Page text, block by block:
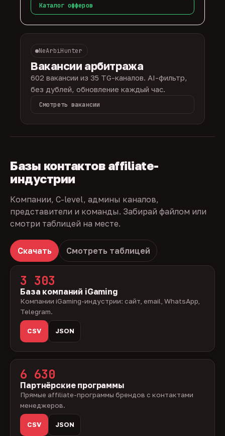
Каталог офферов
NeArbiHunter
Вакансии арбитража
602 вакансии из 35 TG-каналов. AI-фильтр,
без дублей, обновление каждый час.
Смотреть вакансии
Базы контактов affiliate-
индустрии
Компании, C-level, админы каналов,
представители и команды. Забирай файлом или
смотри таблицей на месте.
Скачать Смотреть таблицей
3 303
База компаний iGaming
Компании iGaming-индустрии: сайт, email, WhatsApp,
Telegram.
CSV JSON
6 630
Партнёрские программы
Прямые affiliate-программы брендов с контактами
менеджеров.
CSV JSON